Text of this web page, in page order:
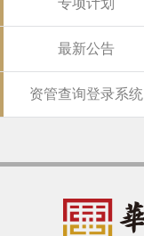
专项计划
最新公告
资管查询登录系统